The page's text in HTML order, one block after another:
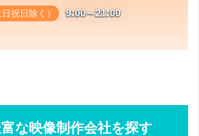
祝日除く） 9:00～21:00
な映像制作会社を探す